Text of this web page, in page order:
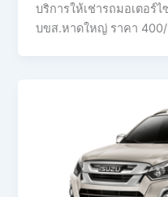
บริการให้เช่ารถมอเตอร์
บขส.หาดใหญ่ ราคา